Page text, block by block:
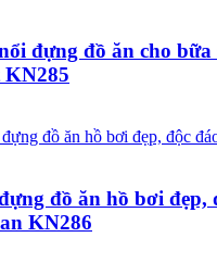
đựng đồ ăn cho bữa
KN285
đồ ăn hồ bơi đẹp,
KN286